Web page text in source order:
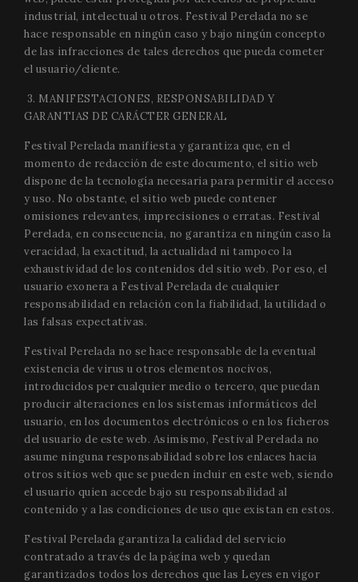
industrial, intelectual u otros. Festival Perelada no se
hace responsable en ningún caso y bajo ningún concepto
de las infracciones de tales derechos que pueda cometer
el usuario/cliente.
3. MANIFESTACIONES, RESPONSABILIDAD Y
GARANTIAS DE CARÁCTER GENERAL
Festival Perelada manifiesta y garantiza que, en el
momento de redacción de este documento, el sitio web
dispone de la tecnología necesaria para permitir el acceso
y uso. No obstante, el sitio web puede contener
omisiones relevantes, imprecisiones o erratas. Festival
Perelada, en consecuencia, no garantiza en ningún caso la
veracidad, la exactitud, la actualidad ni tampoco la
exhaustividad de los contenidos del sitio web. Por eso, el
usuario exonera a Festival Perelada de cualquier
responsabilidad en relación con la fiabilidad, la utilidad o
las falsas expectativas.
Festival Perelada no se hace responsable de la eventual
existencia de virus u otros elementos nocivos,
introducidos per cualquier medio o tercero, que puedan
producir alteraciones en los sistemas informáticos del
usuario, en los documentos electrónicos o en los ficheros
del usuario de este web. Asimismo, Festival Perelada no
asume ninguna responsabilidad sobre los enlaces hacia
otros sitios web que se pueden incluir en este web, siendo
el usuario quien accede bajo su responsabilidad al
contenido y a las condiciones de uso que existan en estos.
Festival Perelada garantiza la calidad del servicio
contratado a través de la página web y quedan
garantizados todos los derechos que las Leyes en vigor